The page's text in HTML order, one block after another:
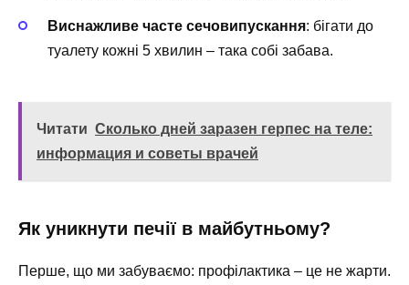
Виснажливе часте сечовипускання: бігати до
туалету кожні 5 хвилин – така собі забава.
Читати Сколько дней заразен герпес на теле:
информация и советы врачей
Як уникнути печії в майбутньому?
Перше, що ми забуваємо: профілактика – це не жарти.